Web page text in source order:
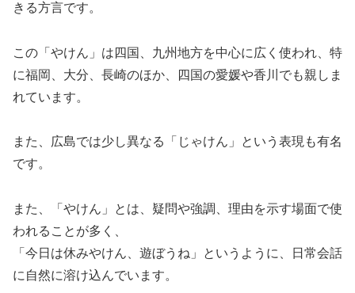
きる方言です。
この「やけん」は四国、九州地方を中心に広く使われ、特
に福岡、大分、長崎のほか、四国の愛媛や香川でも親しま
れています。
また、広島では少し異なる「じゃけん」という表現も有名
です。
また、「やけん」とは、疑問や強調、理由を示す場面で使
われることが多く、
「今日は休みやけん、遊ぼうね」というように、日常会話
に自然に溶け込んでいます。